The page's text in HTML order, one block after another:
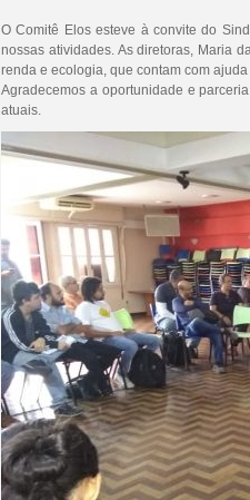
O Comitê Elos esteve à convite do
nossas atividades. As diretoras, Maria
renda e ecologia, que contam com
Agradecemos a oportunidade e
atuais.